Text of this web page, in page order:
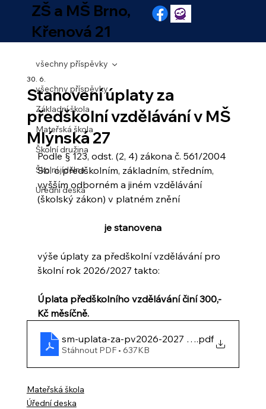
ZŠ a MŠ Brno,
Křenová 21
všechny příspěvky
Základní škola
Mateřská škola
Školní družina
Školní jídelna
Úřední deska
všechny příspěvky
Stanovení úplaty za
předškolní vzdělávání v MŠ
Mlýnská 27
30. 6.
Podle § 123, odst. (2, 4) zákona č. 561/2004
Sb. o předškolním, základním, středním,
vyšším odborném a jiném vzdělávání
(školský zákon) v platném znění
je stanovena
výše úplaty za předškolní vzdělávání pro
školní rok 2026/2027 takto:
Úplata předškolního vzdělávání činí 300,-
Kč měsíčně.
sm-uplata-za-pv2026-2027 - FINAL
.pdf
Stáhnout PDF • 637KB
Mateřská škola
Úřední deska